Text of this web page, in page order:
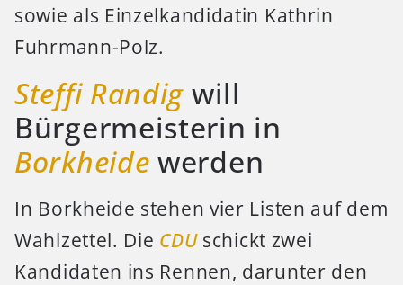
sowie als Einzelkandidatin Kathrin
Fuhrmann-Polz.
Steffi Randig will
Bürgermeisterin in
Borkheide werden
In Borkheide stehen vier Listen auf dem
Wahlzettel. Die CDUschickt zwei
Kandidaten ins Rennen, darunter den